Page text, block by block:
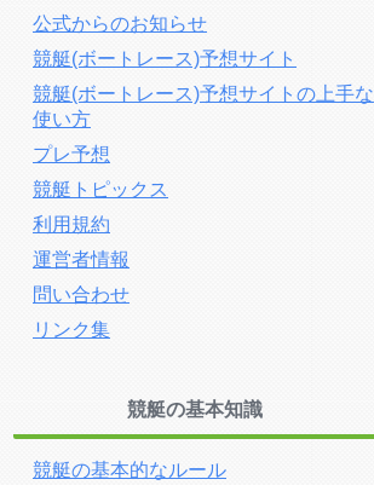
公式からのお知らせ
競艇(ボートレース)予想サイト
競艇(ボートレース)予想サイトの上手な
使い方
プレ予想
競艇トピックス
利用規約
運営者情報
問い合わせ
リンク集
競艇の基本知識
競艇の基本的なルール